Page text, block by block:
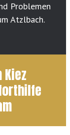
Problemen
Atzlbach.